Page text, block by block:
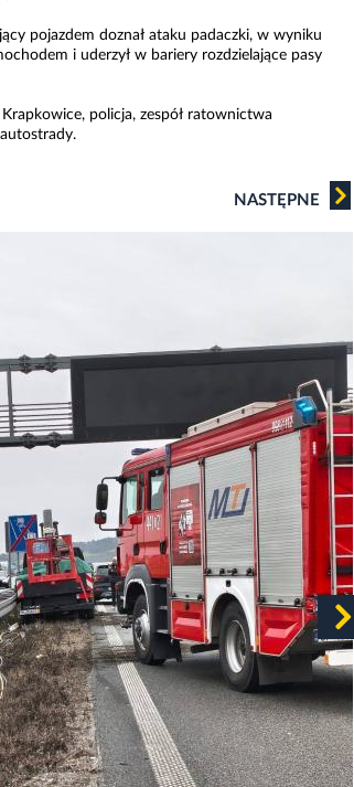
pojazdem doznał ataku padaczki, w wyniku
i uderzył w bariery rozdzielające pasy
Krapkowice, policja, zespół ratownictwa
NASTĘPNE